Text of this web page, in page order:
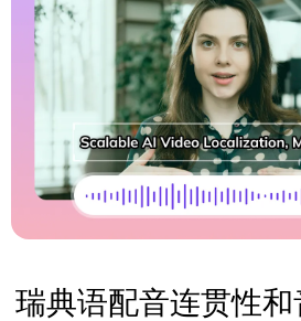
瑞典语配音连贯性